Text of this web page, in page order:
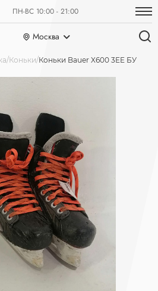
ПН-ВС 10:00 - 21:00
Москва
Коньки Коньки Bauer X600 3EE БУ